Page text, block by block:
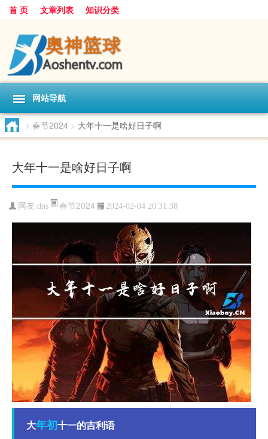
首 页 文章列表 知识分类
网站导航
> 春节2024 > 大年十一是啥好日子啊
大年十一是啥好日子啊
网友:dns 春节2024 2024-02-04 20:31:38
大年初十一的吉利语